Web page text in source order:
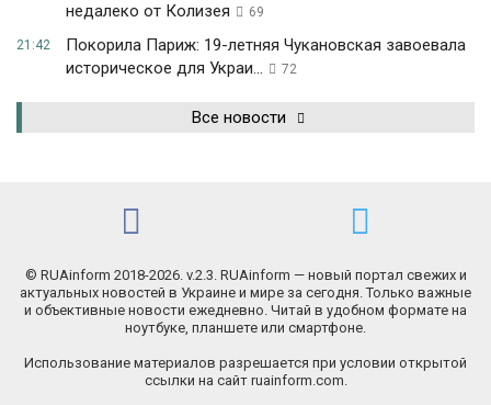
недалеко от Колизея
69
21:42
Покорила Париж: 19-летняя Чукановская завоевала
историческое для Украи...
72
Все новости
© RUAinform 2018-2026. v.2.3. RUAinform — новый портал свежих и
актуальных новостей в Украине и мире за сегодня. Только важные
и объективные новости ежедневно. Читай в удобном формате на
ноутбуке, планшете или смартфоне.
Использование материалов разрешается при условии открытой
ссылки на сайт ruainform.com.